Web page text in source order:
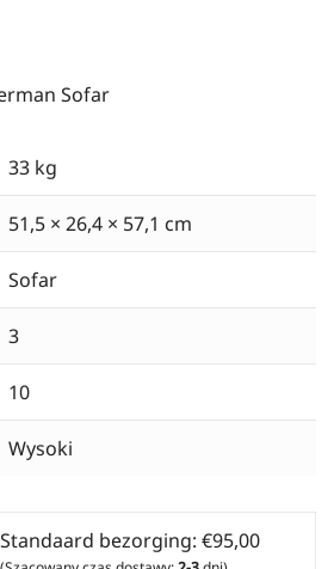
Sofar
33 kg
51,5 × 26,4 × 57,1 cm
Sofar
3
10
Wysoki
Standaard bezorging: €95,00